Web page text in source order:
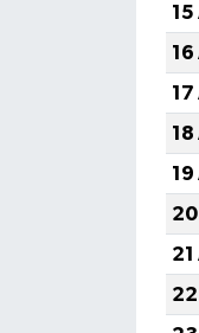
15
16
17
18
19
21